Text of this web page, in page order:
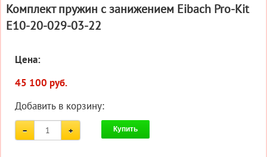
Комплект пружин с занижением Eibach Pro-Kit
E10-20-029-03-22
Цена:
45 100 руб.
Добавить в корзину:
Купить